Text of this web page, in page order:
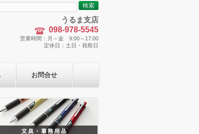
うるま支店
098-978-5545
営業時間：月～金 9:00～17:00
定休日：土日・祝祭日
お問合せ